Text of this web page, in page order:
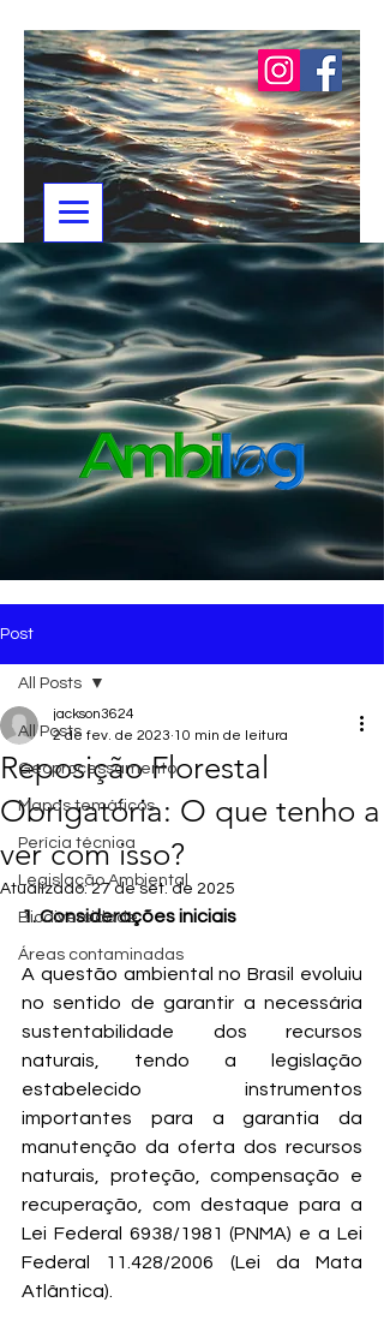
Post
All Posts
Geoprocessamento
Mapas temáticos
Perícia técnica
Legislação Ambiental
Biodiversidade
Áreas contaminadas
All Posts
Reposição Florestal
Obrigatória: O que tenho a
ver com isso?
jackson3624
2 de fev. de 2023 10 min de leitura
Atualizado:27 de set. de 2025
1. Considerações iniciais
A questão ambiental no Brasil evoluiu
no sentido de garantir a necessária
sustentabilidade dos recursos
naturais, tendo a legislação
estabelecido instrumentos
importantes para a garantia da
manutenção da oferta dos recursos
naturais, proteção, compensação e
recuperação, com destaque para a
Lei Federal 6938/1981 (PNMA) e a Lei
Federal 11.428/2006 (Lei da Mata
Atlântica).